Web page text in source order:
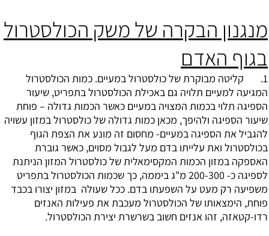
מנגנון הבקרה של משק הכולסטרול
בגוף האדם
1. קליטה מבוקרת של כולסטרול במעיים. כמות הכולסטרול
המגיעה למעיים תלויה גם באכילת הכולסטרול בתפריט, שיעור
הספיגה תלוי בכמות המצויה במעיים כאשר הכמות גדולה – פוחת
שיעור הספיגה ולהיפך, מכאן כמות גדולה של כולסטרול במזון עשויה
להגביל את הספיגה במעיים- מחסום זה מונע את הצפת הגוף
בכולסטרול ואת עלייתו בדם מעל לגבול מסוים, כאשר גוברת
האספקה במזון הכמות המקסימאלית של כולסטרול המזון הניתנת
לספיגה כ- 200-300 מ"ג ביממה, כך שכמות הכולסטרול בתפריט
משפיעה רק מעט על השפעתו בדם. ככל שעולה במזון יצורו בכבד
פוחת, הימצאותו של הכולסטרול מעכבת את פעילות האנזים
רדו-קטאזה, זהו אנזים חשוב בשרשרת יצירת הכולסטרול.